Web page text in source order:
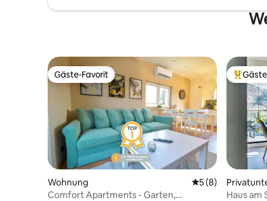
Gäste-Favorit
Gäste-Favorit
Wohnung Durchschnittliche
5 (8)
Comfort Apartments - Garten,
Haus am